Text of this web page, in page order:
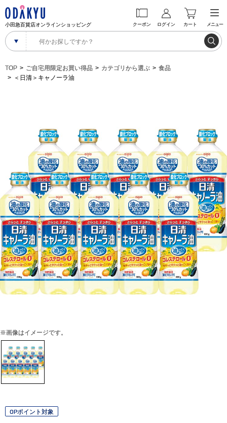
小田急百貨店オンラインショッピング クーポン ログイン カート メニュー
TOP ご自宅用限定お買い得品 カテゴリから選ぶ
食品
＜日清＞キャノーラ油
※画像はイメージです。
OPポイント対象